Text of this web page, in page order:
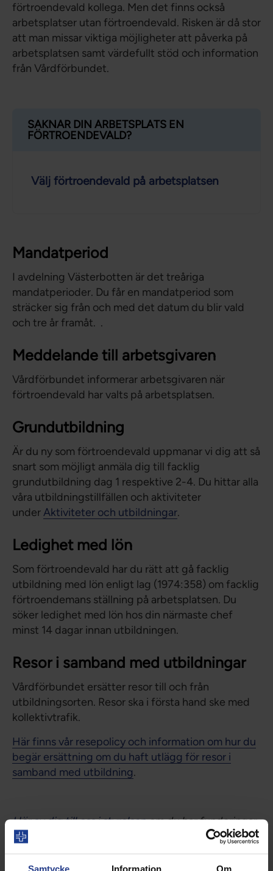
Samtycke Information Om
förtroendevald kollega. Men det finns också
arbetsplatser utan förtroendevald. Risken är då stor
att man missar viktiga möjligheter att påverka på
arbetsplatsen samt värdefullt stöd och information
från Vårdförbundet.
SAKNAR DIN ARBETSPLATS EN
FÖRTROENDEVALD?
Välj förtroendevald på arbetsplatsen
Mandatperiod
I avdelning Västerbotten är det treåriga
mandatperioder. Du får en mandatperiod som
sträcker sig från och med det datum du blir vald
och tre år framåt. .
Meddelande till arbetsgivaren
Vårdförbundet informerar arbetsgivaren när
förtroendevald har valts på arbetsplatsen.
Grundutbildning
Är du ny som förtroendevald uppmanar vi dig att så
snart som möjligt anmäla dig till facklig
grundutbildning dag 1 respektive 2-4. Du hittar alla
våra utbildningstillfällen och aktiviteter
underAktiviteter och utbildningar.
Ledighet med lön
Som förtroendevald har du rätt att gå facklig
utbildning med lön enligt lag (1974:358) om facklig
förtroendemans ställning på arbetsplatsen. Du
söker ledighet med lön hos din närmaste chef
minst 14 dagar innan utbildningen.
Resor i samband med utbildningar
Vårdförbundet ersätter resor till och från
utbildningsorten. Resor ska i första hand ske med
kollektivtrafik.
Här finns vår resepolicy och information om hur du
begär ersättning om du haft utlägg för resor i
samband med utbildning.
Hör av dig till oss i styrelsenom du har funderingar
kring uppdraget, så berättar vi mer!